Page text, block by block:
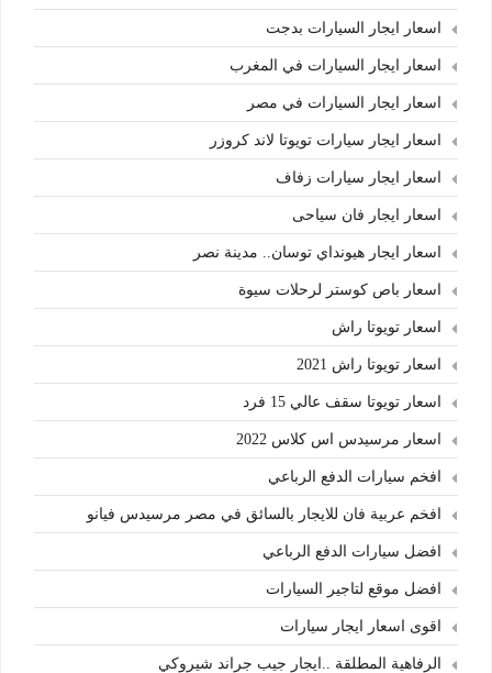
اسعار ايجار السيارات بدجت
اسعار ايجار السيارات في المغرب
اسعار ايجار السيارات في مصر
اسعار ايجار سيارات تويوتا لاند كروزر
اسعار ايجار سيارات زفاف
اسعار ايجار فان سياحى
اسعار ايجار هيونداي توسان.. مدينة نصر
اسعار باص كوستر لرحلات سيوة
اسعار تويوتا راش
اسعار تويوتا راش 2021
اسعار تويوتا سقف عالي 15 فرد
اسعار مرسيدس اس كلاس 2022
افخم سيارات الدفع الرباعي
افخم عربية فان للايجار بالسائق في مصر مرسيدس فيانو
افضل سيارات الدفع الرباعي
افضل موقع لتاجير السيارات
اقوى اسعار ايجار سيارات
الرفاهية المطلقة ..ايجار جيب جراند شيروكي